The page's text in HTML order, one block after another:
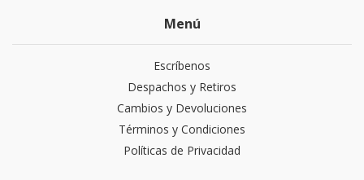
Menú
Escríbenos
Despachos y Retiros
Cambios y Devoluciones
Términos y Condiciones
Políticas de Privacidad